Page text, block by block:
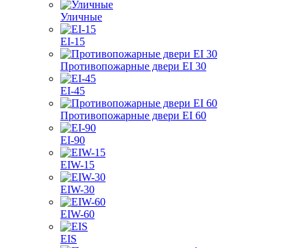
Уличные
EI-15
Противопожарные двери EI 30
EI-45
Противопожарные двери EI 60
EI-90
EIW-15
EIW-30
EIW-60
EIS